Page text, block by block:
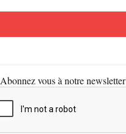
Abonnez vous à notre newsletter